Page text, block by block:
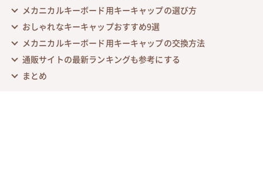
メカニカルキーボード用キーキャップの選び方
おしゃれなキーキャップおすすめ9選
メカニカルキーボード用キーキャップの交換方法
通販サイトの最新ランキングも参考にする
まとめ